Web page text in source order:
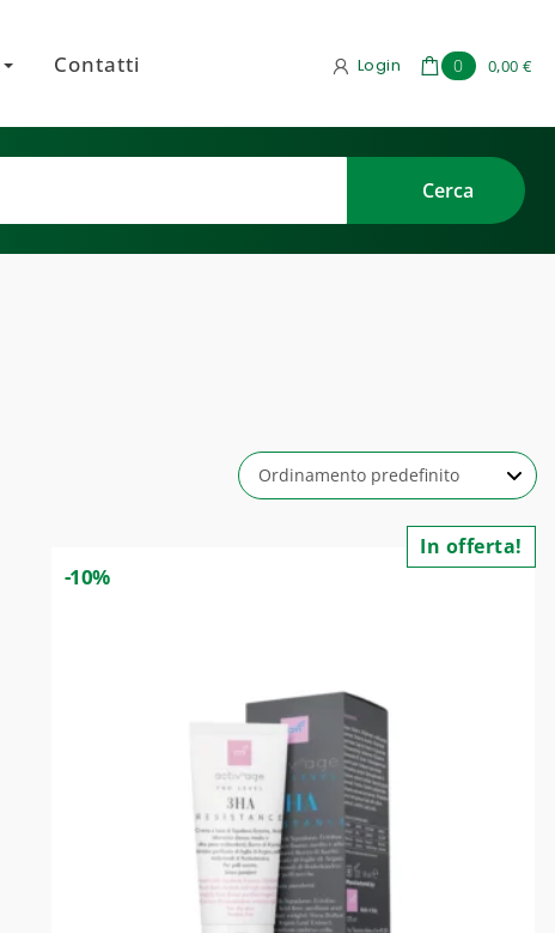
Contatti Login 0 0,00 €
In offerta!
-10%